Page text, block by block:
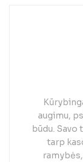
augimu,
būdu. Savo
tarp